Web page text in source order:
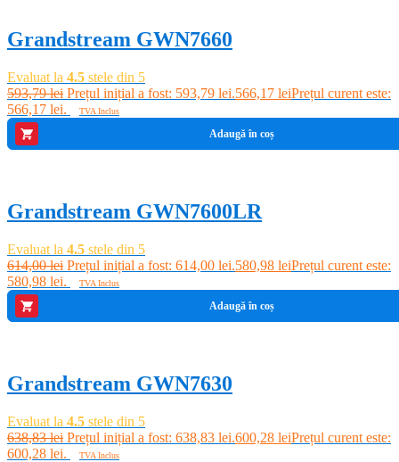
Grandstream GWN7660
Evaluat la 4.5 stele din 5
593,79lei Prețul inițial a fost: 593,79 lei.566,17 leiPrețul curent este:
566,17 lei.
TVA Inclus
Adaugă în coș
Grandstream GWN7600LR
Evaluat la 4.5 stele din 5
614,00lei Prețul inițial a fost: 614,00 lei.580,98 leiPrețul curent este:
580,98 lei.
TVA Inclus
Adaugă în coș
Grandstream GWN7630
Evaluat la 4.5 stele din 5
638,83lei Prețul inițial a fost: 638,83 lei.600,28 leiPrețul curent este:
600,28 lei.
TVA Inclus